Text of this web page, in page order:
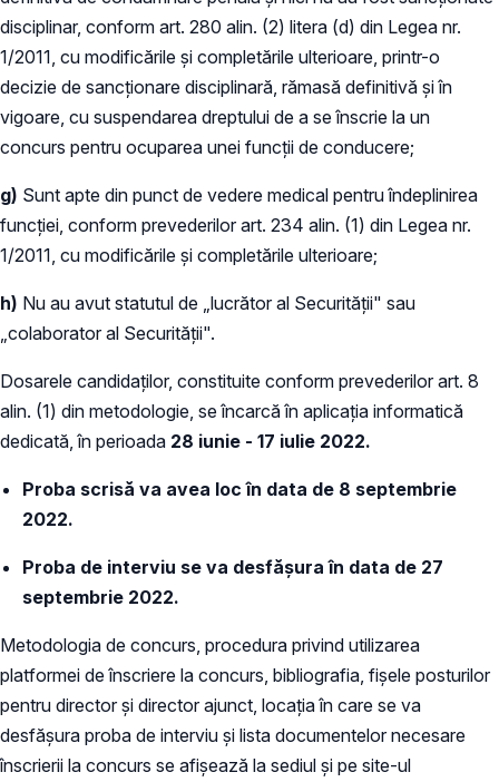
disciplinar, conform art. 280 alin. (2) litera (d) din Legea nr.
1/2011, cu modificările şi completările ulterioare, printr-o
decizie de sancţionare disciplinară, rămasă definitivă şi în
vigoare, cu suspendarea dreptului de a se înscrie la un
concurs pentru ocuparea unei funcţii de conducere;
g) Sunt apte din punct de vedere medical pentru îndeplinirea
funcţiei, conform prevederilor art. 234 alin. (1) din Legea nr.
1/2011, cu modificările şi completările ulterioare;
h) Nu au avut statutul de „lucrător al Securităţii" sau
„colaborator al Securităţii".
Dosarele candidaţilor, constituite conform prevederilor art. 8
alin. (1) din metodologie, se încarcă în aplicația informatică
dedicată, în perioada 28 iunie - 17 iulie 2022.
Proba scrisă va avea loc în data de 8 septembrie
2022.
Proba de interviu se va desfășura în data de 27
septembrie 2022.
Metodologia de concurs, procedura privind utilizarea
platformei de înscriere la concurs, bibliografia, fişele posturilor
pentru director şi director ajunct, locaţia în care se va
desfășura proba de interviu şi lista documentelor necesare
înscrierii la concurs se afișează la sediul şi pe site-ul